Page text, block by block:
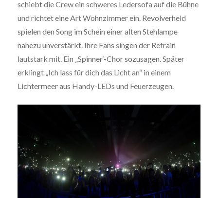
schiebt die Crew ein schweres Ledersofa auf die Bühne
und richtet eine Art Wohnzimmer ein. Revolverheld
spielen den Song im Schein einer alten Stehlampe
nahezu unverstärkt. Ihre Fans singen der Refrain
lautstark mit. Ein „Spinner‘-Chor sozusagen. Später
erklingt „Ich lass für dich das Licht an“ in einem
Lichtermeer aus Handy-LEDs und Feuerzeugen.